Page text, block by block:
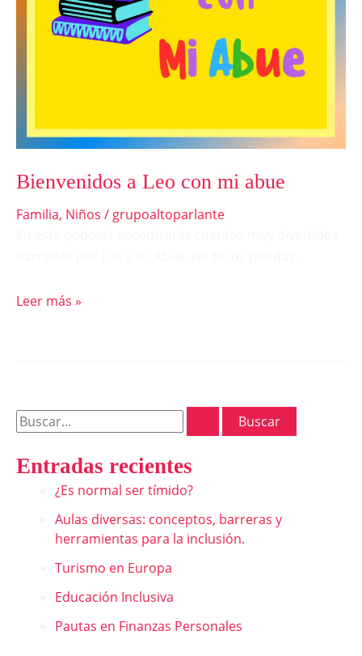
Bienvenidos a Leo con mi abue
Familia, Niños / grupoaltoparlante
Leer más »
Entradas recientes
¿Es normal ser tímido?
Aulas diversas: conceptos, barreras y
herramientas para la inclusión.
Turismo en Europa
Educación Inclusiva
Pautas en Finanzas Personales